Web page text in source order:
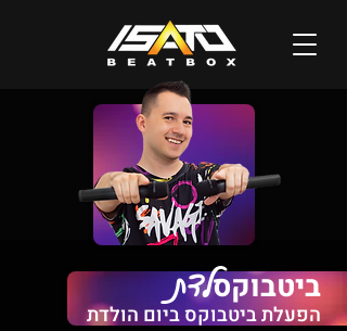
ביטבוקסלדת
הפעלת ביטבוקס ביום הולדת